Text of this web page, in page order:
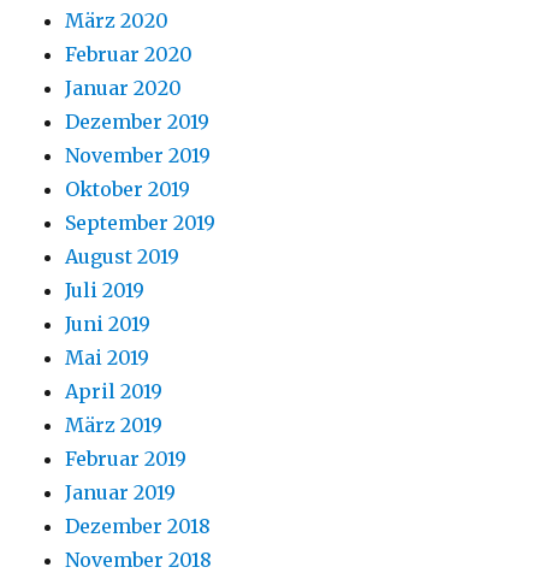
März 2020
Februar 2020
Januar 2020
Dezember 2019
November 2019
Oktober 2019
September 2019
August 2019
Juli 2019
Juni 2019
Mai 2019
April 2019
März 2019
Februar 2019
Januar 2019
Dezember 2018
November 2018